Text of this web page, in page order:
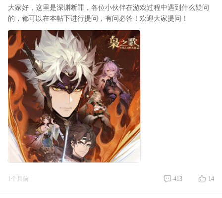
大家好，这里是深渊断罪，各位小伙伴在游戏过程中遇到什么疑问
的，都可以在本帖下进行提问，有问必答！欢迎大家提问！
1个月前 413 14